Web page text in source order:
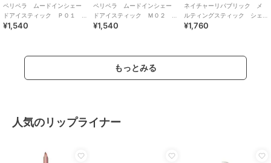
ペリペラ ムードインシェー
ドアイスティック Ｐ０１
ＩＣＹ ＢＲＥＥＺＥ(韓国コ
¥1,540
ペリペラ ムードインシェー
ドアイスティック Ｍ０２
ＲＯＳＹ ＮＡＴＩＯＮ(韓国
¥1,540
ネイチャーリパブリック メ
ルティングスティック シェ
ーディングアッシュジンジャ
¥1,760
もっとみる
人気のリップライナー